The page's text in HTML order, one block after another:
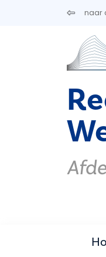
Overslaan en naar denaar